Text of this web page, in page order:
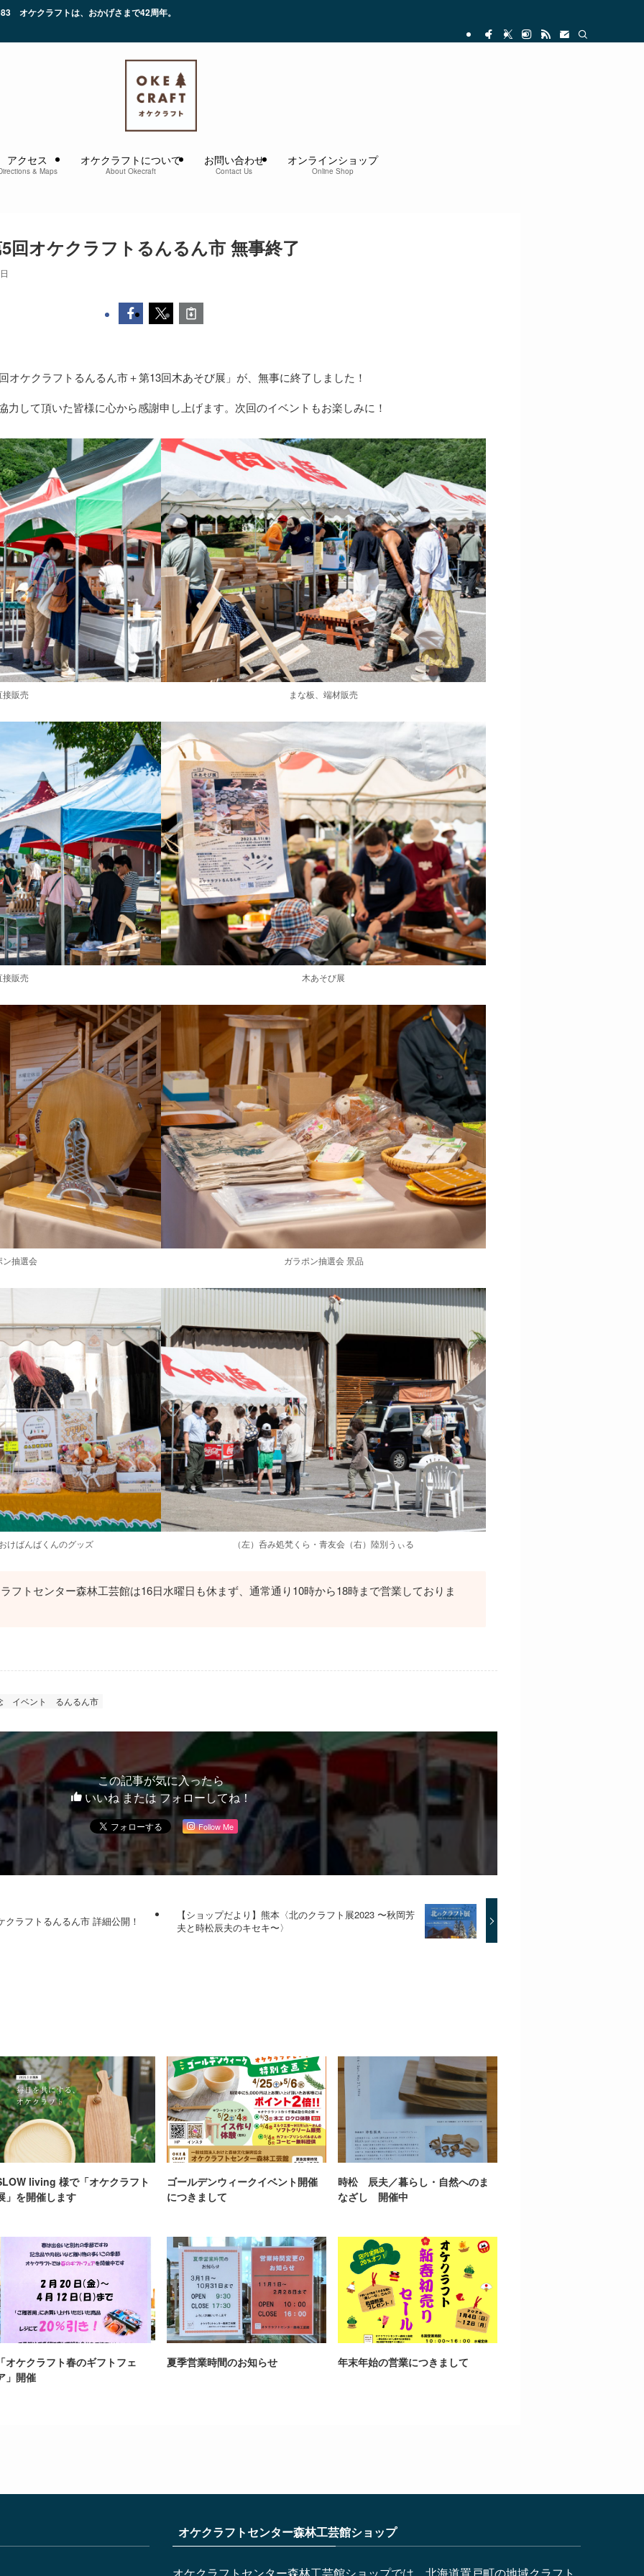
さまで42周年。
アクセス
& Maps
オケクラフトについて
About Okecraft
お問い合わせ
Contact Us
オンラインショップ
Online Shop
回オケクラフトるんるん市 無事終了
オケクラフトるんるん市＋第13回木あそび展」が、無事に終了しました！
力して頂いた皆様に心から感謝申し上げます。次回のイベントもお楽しみに！
接販売 まな板、端材販売
接販売 木あそび展
ン抽選会 ガラポン抽選会 景品
けばんばくんのグッズ （左）呑み処梵くら・青友会（右）陸別うぃる
フトセンター森林工芸館は16日水曜日も休まず、通常通り10時から18時まで営業しておりま
イベント るんるん市
この記事が気に入ったら
いいね または フォローしてね！
Follow Me
ラフトるんるん市 詳細公開！
【ショップだより】熊本〈北のクラフト展2023 〜秋岡芳
夫と時松辰夫のキセキ〜〉
living 様で「オケクラフト
」を開催します
ゴールデンウィークイベント開催
につきまして
時松 辰夫／暮らし・自然へのま
なざし 開催中
オケクラフト春のギフトフェ
」開催
夏季営業時間のお知らせ 年末年始の営業につきまして
オケクラフトセンター森林工芸館ショップ